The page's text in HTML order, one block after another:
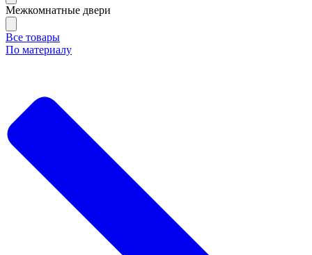
Межкомнатные двери
Все товары
По материалу